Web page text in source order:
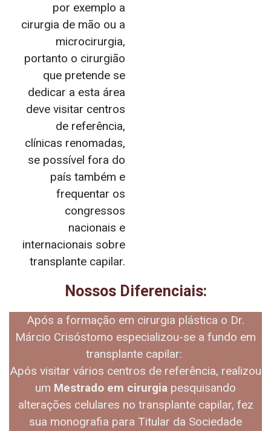
por exemplo a
cirurgia de mão ou a
microcirurgia,
portanto o cirurgião
que pretende se
dedicar a esta área
deve visitar centros
de referência,
clínicas renomadas,
se possível fora do
país também e
frequentar os
congressos
nacionais e
internacionais sobre
transplante capilar.
Nossos Diferenciais:
Após a formação em cirurgia plástica o Dr.
Márcio Crisóstomo especializou-se a fundo em
transplante capilar:
Após visitar vários centros de referência, realizou
um Mestrado em cirurgia pesquisando
alterações celulares no transplante capilar, fez
sua monografia para Titular da Sociedade